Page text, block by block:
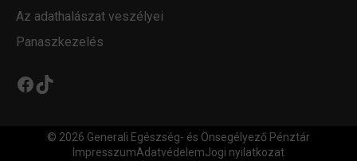
Az adathalászat veszélyei
Panaszkezelés
Facebook
TikTok
© 2026 Generali Egészség- és Önsegélyező Pénztár
ImpresszumAdatvédelemJogi nyilatkozat